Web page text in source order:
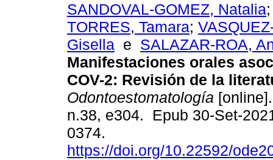
SANDOVAL-GOMEZ, Natalia
TORRES, Tamara;
Gisella e SALAZAR-ROA,
Manifestaciones orales
COV-2: Revisión de la
Odontoestomatología
n.38, e304. Epub 30-Set-
0374.
https://doi.org/10.22592/